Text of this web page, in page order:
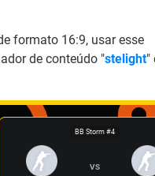
formato 16:9, usar esse
de conteúdo "stelight"
BB Storm #4
VS